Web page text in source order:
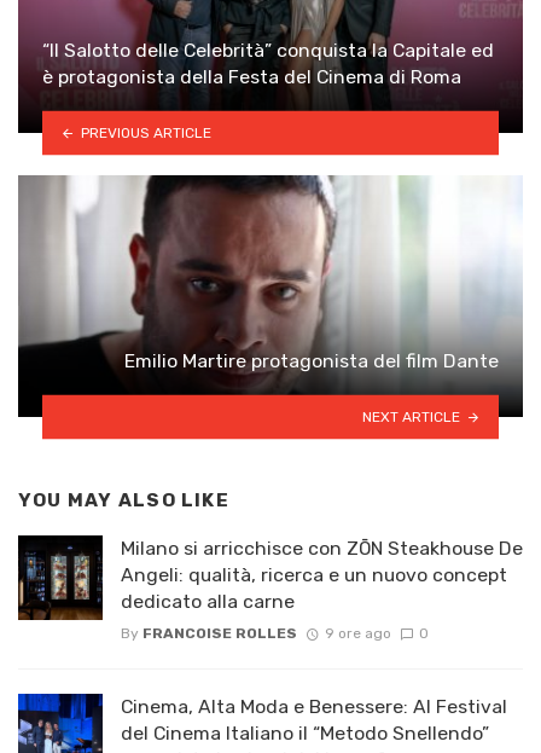
“Il Salotto delle Celebrità” conquista la Capitale ed
è protagonista della Festa del Cinema di Roma
PREVIOUS ARTICLE
Emilio Martire protagonista del film Dante
NEXT ARTICLE
YOU MAY ALSO LIKE
Milano si arricchisce con ZŌN Steakhouse De
Angeli: qualità, ricerca e un nuovo concept
dedicato alla carne
By FRANCOISE ROLLES 9 ore ago 0
Cinema, Alta Moda e Benessere: Al Festival
del Cinema Italiano il “Metodo Snellendo”